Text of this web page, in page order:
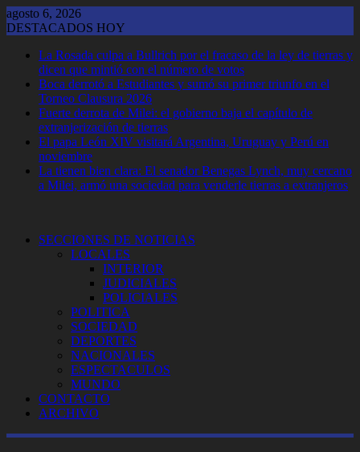
Saltar
al
agosto 6, 2026
DESTACADOS HOY
La Rosada culpa a Bullrich por el fracaso de la ley de tierras y
dicen que mintió con el número de votos
Boca derrotó a Estudiantes y sumó su primer triunfo en el
Torneo Clausura 2026
Fuerte derrota de Milei: el gobierno baja el capítulo de
extranjerización de tierras
El papa León XIV visitará Argentina, Uruguay y Perú en
noviembre
La tienen bien clara: El senador Benegas Lynch, muy cercano
a Milei, armó una sociedad para venderle tierras a extranjeros
SECCIONES DE NOTICIAS
LOCALES
INTERIOR
JUDICIALES
POLICIALES
POLITICA
SOCIEDAD
DEPORTES
NACIONALES
ESPECTACULOS
MUNDO
CONTACTO
ARCHIVO